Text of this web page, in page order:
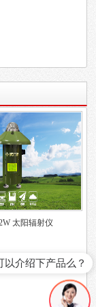
太阳辐射仪
以介绍下产品么？